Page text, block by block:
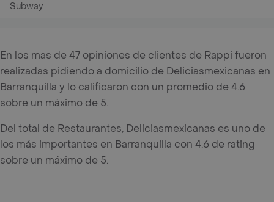
Subway
En los mas de 47 opiniones de clientes de Rappi fueron
realizadas pidiendo a domicilio de Deliciasmexicanas en
Barranquilla y lo calificaron con un promedio de 4.6
sobre un máximo de 5.
Del total de Restaurantes, Deliciasmexicanas es uno de
los más importantes en Barranquilla con 4.6 de rating
sobre un máximo de 5.